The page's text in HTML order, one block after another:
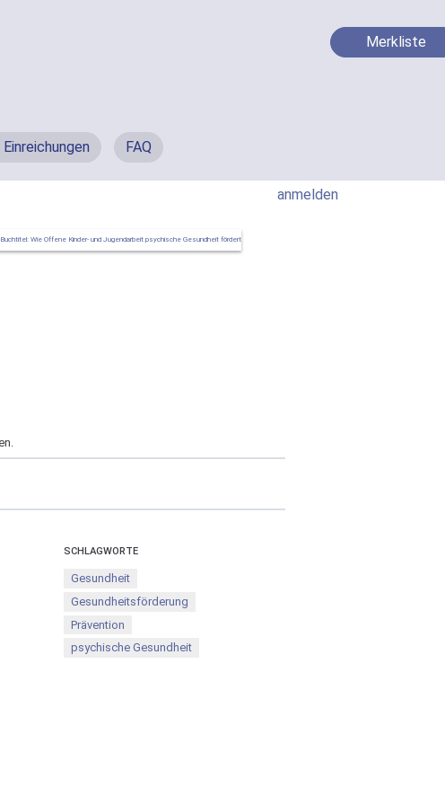
FAQ
Merkliste
anmelden
SCHLAGWORTE
Gesundheit
Gesundheitsförderung
Prävention
psychische Gesundheit